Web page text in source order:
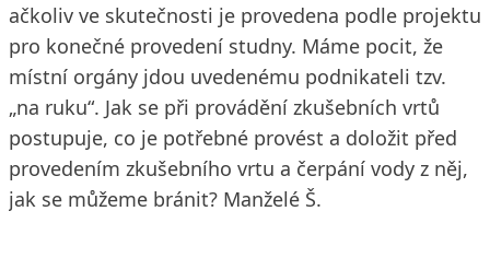
ačkoliv ve skutečnosti je provedena podle projektu
pro konečné provedení studny. Máme pocit, že
místní orgány jdou uvedenému podnikateli tzv.
„na ruku“. Jak se při provádění zkušebních vrtů
postupuje, co je potřebné provést a doložit před
provedením zkušebního vrtu a čerpání vody z něj,
jak se můžeme bránit? Manželé Š.